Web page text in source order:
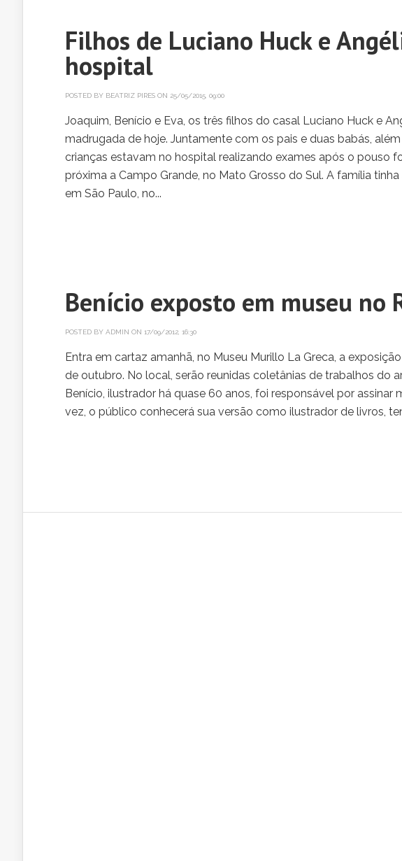
Filhos de Luciano Huck e
hospital
POSTED BY BEATRIZ PIRES ON 25/05/2015, 09:00
Joaquim, Benício e Eva, os três filhos do casal Luciano Huck e
madrugada de hoje. Juntamente com os pais e duas babás,
crianças estavam no hospital realizando exames após o pouso
próxima a Campo Grande, no Mato Grosso do Sul. A família
em São Paulo, no...
Benício exposto em museu no
POSTED BY ADMIN ON 17/09/2012, 16:30
Entra em cartaz amanhã, no Museu Murillo La Greca, a
de outubro. No local, serão reunidas coletânias de trabalhos do
Benício, ilustrador há quase 60 anos, foi responsável por
vez, o público conhecerá sua versão como ilustrador de livros,